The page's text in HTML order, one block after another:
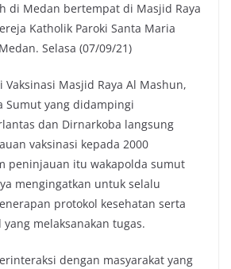
di Medan bertempat di Masjid Raya
Katholik Paroki Santa Maria
Selasa (07/09/21)
Vaksinasi Masjid Raya Al Mashun,
Sumut yang didampingi
dan Dirnarkoba langsung
vaksinasi kepada 2000
peninjauan itu wakapolda sumut
mengingatkan untuk selalu
protokol kesehatan serta
melaksanakan tugas.
dengan masyarakat yang